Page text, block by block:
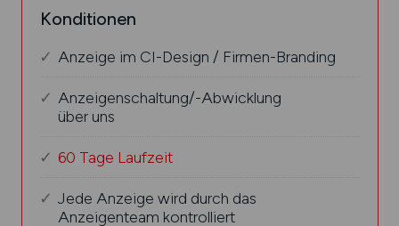
Konditionen
Anzeige im CI-Design / Firmen-Branding
Anzeigenschaltung/-Abwicklung
über uns
60 Tage Laufzeit
Jede Anzeige wird durch das
Anzeigenteam kontrolliert